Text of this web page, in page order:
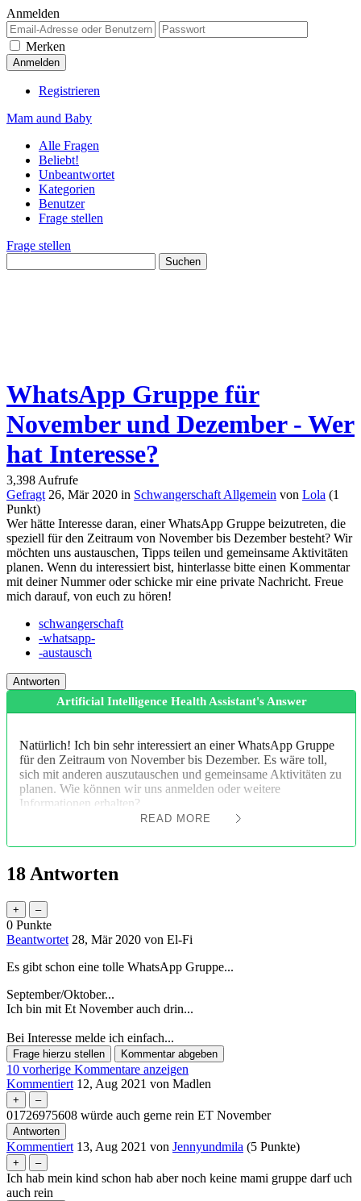
Anmelden
Merken
Registrieren
Mam aund Baby
Alle Fragen
Beliebt!
Unbeantwortet
Kategorien
Benutzer
Frage stellen
Frage stellen
WhatsApp Gruppe für
November und Dezember - Wer
hat Interesse?
3,398Aufrufe
Gefragt 26, Mär 2020 in Schwangerschaft Allgemein von Lola (1
Punkt)
Wer hätte Interesse daran, einer WhatsApp Gruppe beizutreten, die
speziell für den Zeitraum von November bis Dezember besteht? Wir
möchten uns austauschen, Tipps teilen und gemeinsame Aktivitäten
planen. Wenn du interessiert bist, hinterlasse bitte einen Kommentar
mit deiner Nummer oder schicke mir eine private Nachricht. Freue
mich darauf, von euch zu hören!
schwangerschaft
-whatsapp-
-austausch
Artificial Intelligence Health Assistant's Answer
Natürlich! Ich bin sehr interessiert an einer WhatsApp Gruppe
für den Zeitraum von November bis Dezember. Es wäre toll,
sich mit anderen auszutauschen und gemeinsame Aktivitäten zu
planen. Wie können wir uns anmelden oder weitere
Informationen erhalten?
READ MORE
18Antworten
0 Punkte
Beantwortet 28, Mär 2020 von El-Fi
Es gibt schon eine tolle WhatsApp Gruppe...
September/Oktober...
Ich bin mit Et November auch drin...
Bei Interesse melde ich einfach...
10 vorherige Kommentare anzeigen
Kommentiert 12, Aug 2021 von Madlen
01726975608 würde auch gerne rein ET November
Kommentiert 13, Aug 2021 von Jennyundmila (5 Punkte)
Ich hab mein kind schon hab aber noch keine mami gruppe darf uch
auch rein